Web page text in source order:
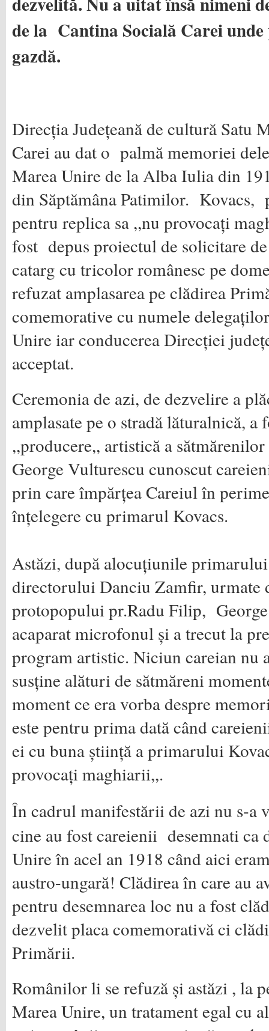
de la Cantina Socială Carei
gazdă.
Direcția Județeană de cultură Satu
Carei au dat o palmă memoriei
Marea Unire de la Alba Iulia din
din Săptămâna Patimilor. Kovacs,
pentru replica sa ,,nu provocați
fost depus proiectul de solicitare
catarg cu tricolor românesc pe
refuzat amplasarea pe clădirea
comemorative cu numele
Unire iar conducerea Direcției
acceptat.
Ceremonia de azi, de dezvelire a
amplasate pe o stradă lăturalnică, a
,,producere,, artistică a
George Vulturescu cunoscut
prin care împărțea Careiul în
înțelegere cu primarul Kovacs.
Astăzi, după alocuțiunile
directorului Danciu Zamfir, urmate
protopopului pr.Radu Filip,
acaparat microfonul și a trecut la
program artistic. Niciun careian nu
susține alături de sătmăreni
moment ce era vorba despre
este pentru prima dată când
ei cu buna știință a primarului
provocați maghiarii,,.
În cadrul manifestării de azi nu s-a
cine au fost careienii desemnati ca
Unire în acel an 1918 când aici
austro-ungară! Clădirea în care au
pentru desemnarea loc nu a fost
dezvelit placa comemorativă ci
Primării.
Românilor li se refuză și astăzi , la
Marea Unire, un tratament egal cu